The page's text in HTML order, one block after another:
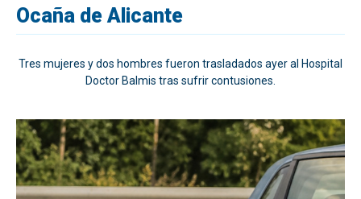
Ocaña de Alicante
Tres mujeres y dos hombres fueron trasladados ayer al Hospital
Doctor Balmis tras sufrir contusiones.